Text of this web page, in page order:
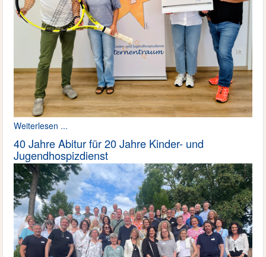
Weiterlesen ...
40 Jahre Abitur für 20 Jahre Kinder- und
Jugendhospizdienst